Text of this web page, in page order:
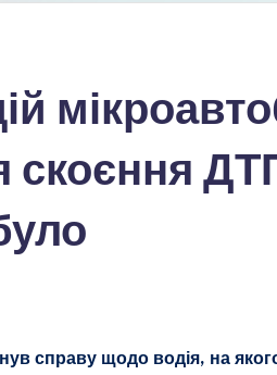
скоєння
справу щодо водія, на